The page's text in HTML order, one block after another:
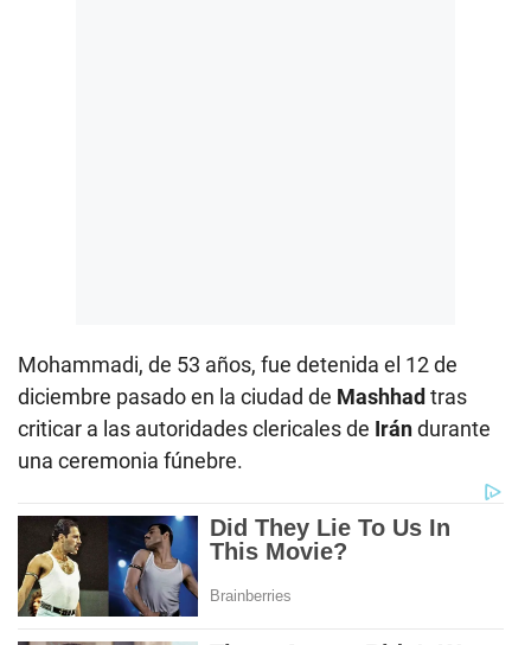
Mohammadi, de 53 años, fue detenida el 12 de
diciembre pasado en la ciudad de Mashhadtras
criticar a las autoridades clericales de Irándurante
una ceremonia fúnebre.